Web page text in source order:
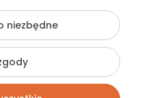
strony
niezbędne